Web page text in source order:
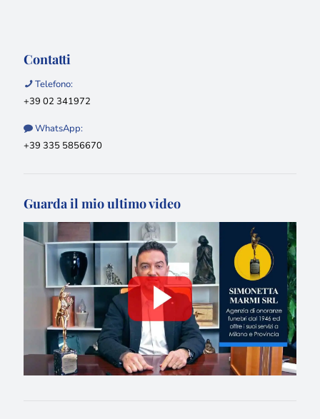
Contatti
Telefono:
+39 02 341972
WhatsApp:
+39 335 5856670
Guarda il mio ultimo video